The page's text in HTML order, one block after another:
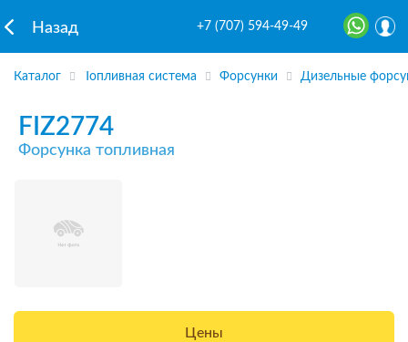
Назад +7 (707) 594-49-49
Каталог Топливная система Форсунки Дизельные
FIZ2774
Форсунка топливная
Цены